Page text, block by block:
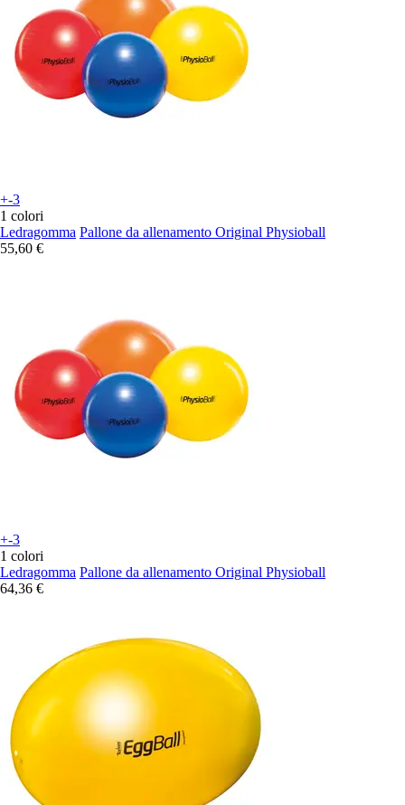
+-3
1 colori
Ledragomma Pallone da allenamento Original Physioball
55,60 €
+-3
1 colori
Ledragomma Pallone da allenamento Original Physioball
64,36 €